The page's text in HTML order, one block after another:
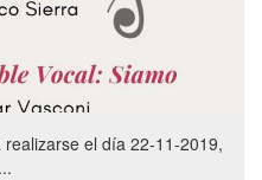
el día 22-11-2019,